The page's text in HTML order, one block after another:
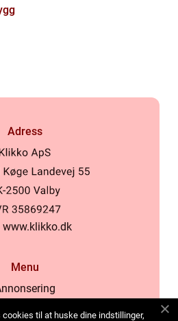
Adress
www.klikko.dk
Menu
til at huske dine indstillinger,